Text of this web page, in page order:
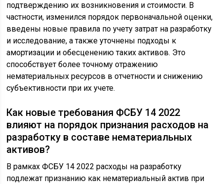
подтверждению их возникновения и стоимости. В
частности, изменился порядок первоначальной оценки,
введены новые правила по учету затрат на разработку
и исследование, а также уточнены подходы к
амортизации и обесценению таких активов. Это
способствует более точному отражению
нематериальных ресурсов в отчетности и снижению
субъективности при их учете.
Как новые требования ФСБУ 14 2022
влияют на порядок признания расходов на
разработку в составе нематериальных
активов?
В рамках ФСБУ 14 2022 расходы на разработку
подлежат признанию как нематериальный актив при